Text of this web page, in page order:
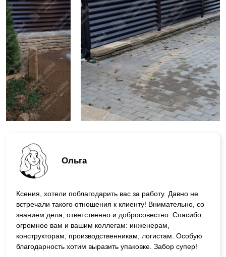
Ольга
Ксения, хотели поблагодарить вас за работу. Давно не
встречали такого отношения к клиенту! Внимательно, со
знанием дела, ответственно и добросовестно. Спасибо
огромное вам и вашим коллегам: инженерам,
конструкторам, производственникам, логистам. Особую
благодарность хотим выразить упаковке. Забор супер!